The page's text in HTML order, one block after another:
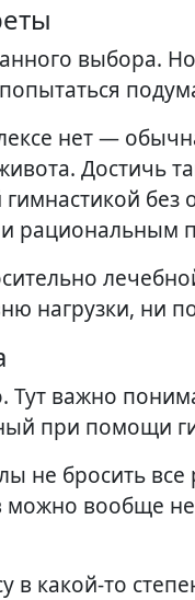
выбора.
нет —
Достичь
рациональным
нагрузки, ни
Тут важно
при помощи
не бросить
вообще
какой-то